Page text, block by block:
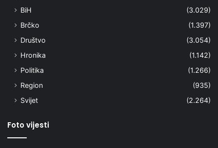
BiH
(3.029)
Brčko
(1.397)
Društvo
(3.054)
Hronika
(1.142)
Politika
(1.266)
Region
(935)
Svijet
(2.264)
Foto vijesti